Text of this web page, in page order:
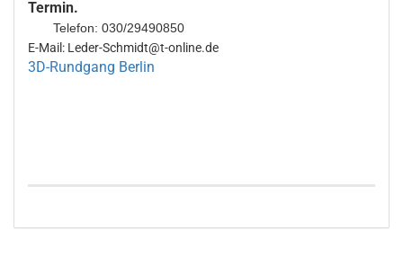
Termin.
Telefon: 030/29490850
E-Mail: Leder-Schmidt@t-online.de
3D-Rundgang Berlin